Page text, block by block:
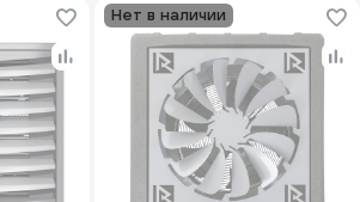
Нет в наличии